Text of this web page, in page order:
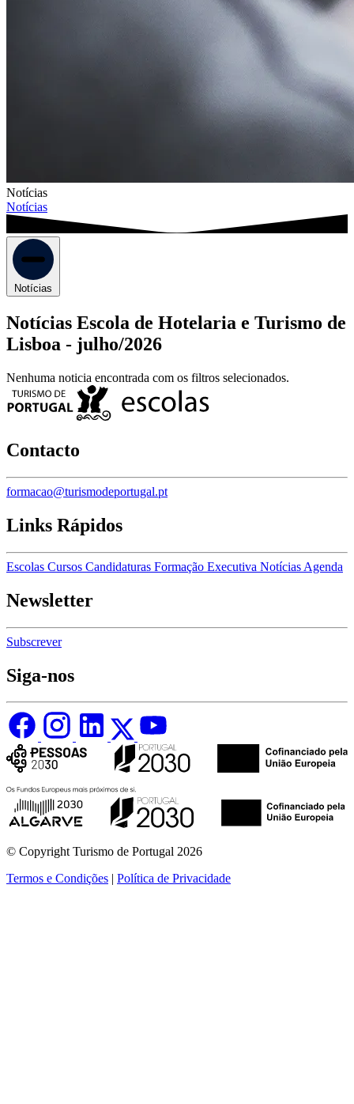
Notícias
Notícias
Notícias
Notícias Escola de Hotelaria e Turismo de
Lisboa - julho/2026
Nenhuma noticia encontrada com os filtros selecionados.
Contacto
formacao@turismodeportugal.pt
Links Rápidos
Escolas Cursos Candidaturas Formação Executiva Notícias Agenda
Newsletter
Subscrever
Siga-nos
© Copyright Turismo de Portugal 2026
Termos e Condições | Política de Privacidade